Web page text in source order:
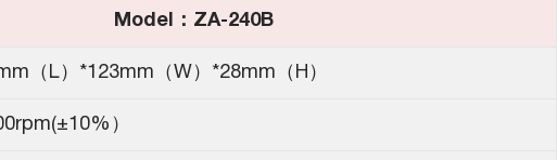
Model：ZA-240B
（L）*123mm（W）*28mm（H）
）